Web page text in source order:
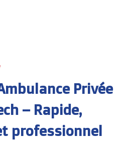
Privée
– Rapide,
professionnel